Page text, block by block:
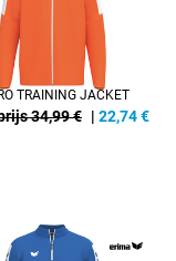
TRAINING JACKET
34,99 € | 22,74€